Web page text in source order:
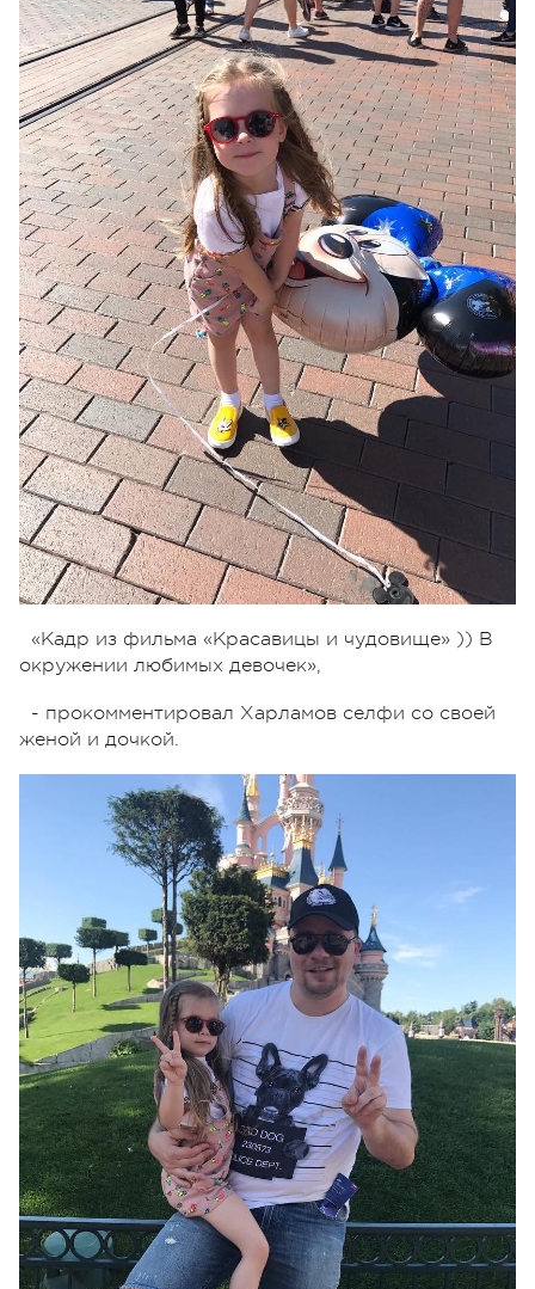
«Кадр из фильма «Красавицы и чудовище» )) В
окружении любимых девочек»,
- прокомментировал Харламов селфи со своей
женой и дочкой.